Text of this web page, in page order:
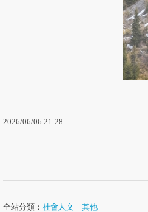
2026/06/06 21:28
全站分類： 社會人文 其他